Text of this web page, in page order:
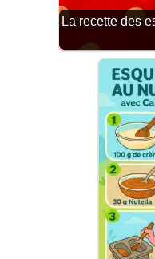
La recette des